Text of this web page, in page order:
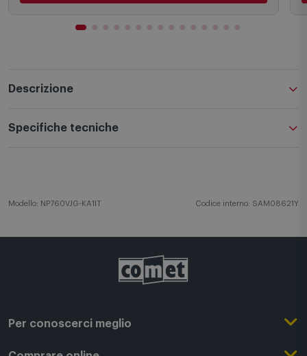
Descrizione
Specifiche tecniche
Modello: NP760VJG-KA1IT Codice interno: SAM08621Y
Per conoscerci meglio
Il Gruppo Comet